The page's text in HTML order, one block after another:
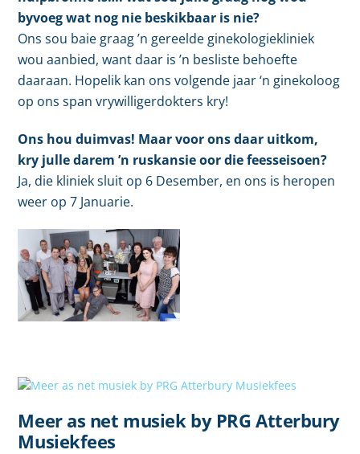
byvoeg wat nog nie beskikbaar is nie?
Ons sou baie graag ’n gereelde ginekologiekliniek
wou aanbied, want daar is ’n besliste behoefte
daaraan. Hopelik kan ons volgende jaar ‘n ginekoloog
op ons span vrywilligerdokters kry!
Ons hou duimvas! Maar voor ons daar uitkom,
kry julle darem ’n ruskansie oor die feesseisoen?
Ja, die kliniek sluit op 6 Desember, en ons is heropen
weer op 7 Januarie.
Meer as net musiek by PRG Atterbury
Musiekfees